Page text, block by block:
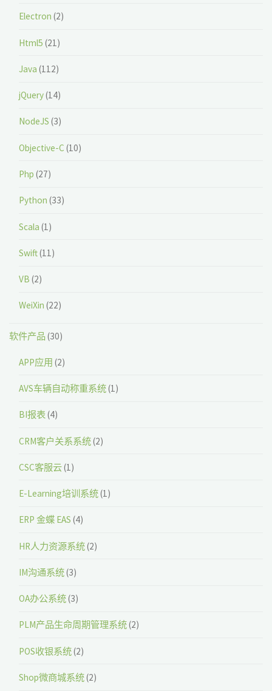
Electron (2)
Html5 (21)
Java (112)
jQuery(14)
NodeJS (3)
Objective-C (10)
Php (27)
Python (33)
Scala (1)
Swift(11)
VB (2)
WeiXin (22)
软件产品(30)
APP应用 (2)
AVS车辆自动称重系统(1)
BI报表(4)
CRM客户关系系统(2)
CSC客服云(1)
E-Learning培训系统(1)
ERP 金蝶 EAS (4)
HR人力资源系统(2)
IM沟通系统(3)
OA办公系统(3)
PLM产品生命周期管理系统(2)
POS收银系统(2)
Shop微商城系统(2)